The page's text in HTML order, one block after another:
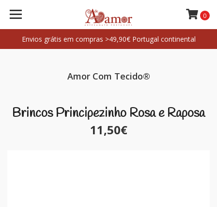
Envios grátis em compras >49,90€ Portugal continental
0
Amor Com Tecido®
Brincos Principezinho Rosa e Raposa
11,50€